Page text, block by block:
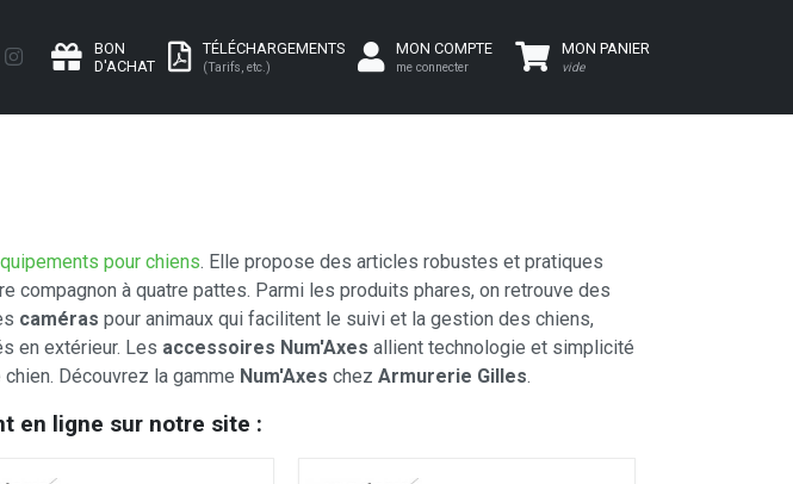
BON
D'ACHAT
TÉLÉCHARGEMENTS
(Tarifs, etc.)
MON COMPTE
me connecter
MON PANIER
vide
pour chiens. Elle propose des articles robustes et pratiques
compagnon à quatre pattes. Parmi les produits phares, on retrouve des
caméras pour animaux qui facilitent le suivi et la gestion des chiens,
en extérieur. Les accessoires Num'Axes allient technologie et simplicité
Découvrez la gamme Num'Axes chez Armurerie Gilles.
en ligne sur notre site :